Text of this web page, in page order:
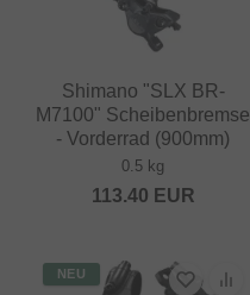
Shimano "SLX BR-
M7100" Scheibenbremse
- Vorderrad (900mm)
0.5 kg
113.40 EUR
NEU